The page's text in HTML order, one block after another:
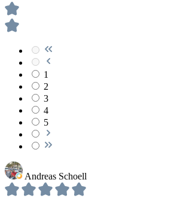
1
2
3
4
5
Andreas Schoell